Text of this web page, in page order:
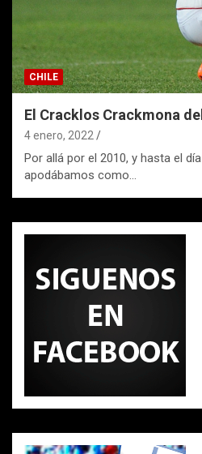
CHILE
El Cracklos Crackmona
4 enero, 2022
Por allá por el 2010, y hasta el
apodábamos como…